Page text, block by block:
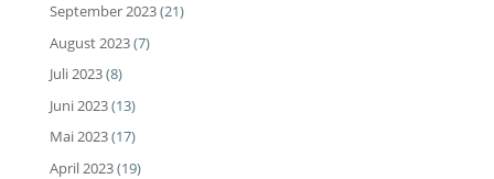
September 2023(21)
August 2023(7)
Juli 2023(8)
Juni 2023(13)
Mai 2023(17)
April 2023(19)